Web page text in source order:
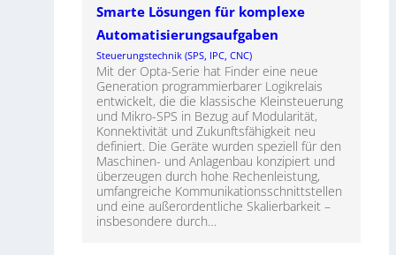
Smarte Lösungen für komplexe
Automatisierungsaufgaben
Steuerungstechnik (SPS, IPC, CNC)
Mit der Opta-Serie hat Finder eine neue
Generation programmierbarer Logikrelais
entwickelt, die die klassische Kleinsteuerung
und Mikro-SPS in Bezug auf Modularität,
Konnektivität und Zukunftsfähigkeit neu
definiert. Die Geräte wurden speziell für den
Maschinen- und Anlagenbau konzipiert und
überzeugen durch hohe Rechenleistung,
umfangreiche Kommunikationsschnittstellen
und eine außerordentliche Skalierbarkeit –
insbesondere durch…